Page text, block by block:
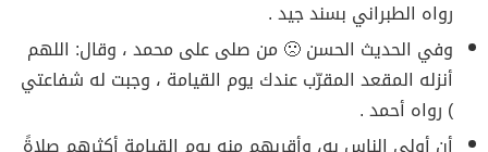
رواه الطبراني بسند جيد .
وفي الحديث الحسن 🙁 من صلى على محمد ، وقال: اللهم
أنزله المقعد المقرّب عندك يوم القيامة ، وجبت له شفاعتي
) رواه أحمد .